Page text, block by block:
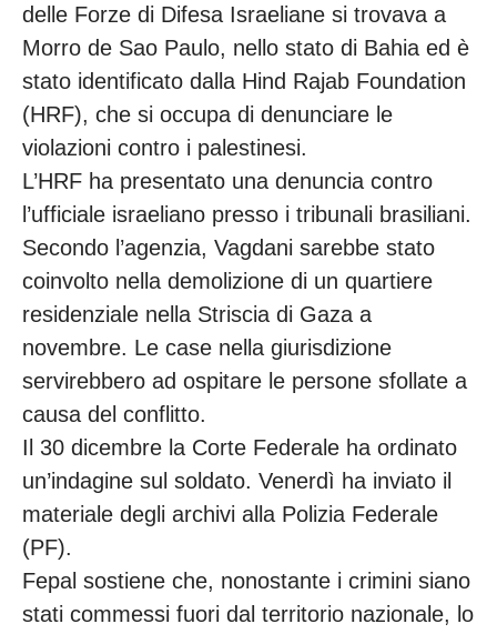
delle Forze di Difesa Israeliane si trovava a
Morro de Sao Paulo, nello stato di Bahia ed è
stato identificato dalla Hind Rajab Foundation
(HRF), che si occupa di denunciare le
violazioni contro i palestinesi.
L’HRF ha presentato una denuncia contro
l’ufficiale israeliano presso i tribunali brasiliani.
Secondo l’agenzia, Vagdani sarebbe stato
coinvolto nella demolizione di un quartiere
residenziale nella Striscia di Gaza a
novembre. Le case nella giurisdizione
servirebbero ad ospitare le persone sfollate a
causa del conflitto.
Il 30 dicembre la Corte Federale ha ordinato
un’indagine sul soldato. Venerdì ha inviato il
materiale degli archivi alla Polizia Federale
(PF).
Fepal sostiene che, nonostante i crimini siano
stati commessi fuori dal territorio nazionale, lo